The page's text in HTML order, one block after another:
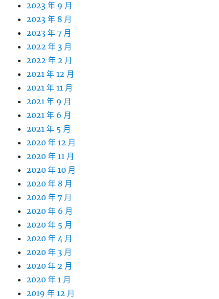
2023 年 9 月
2023 年 8 月
2023 年 7 月
2022 年 3 月
2022 年 2 月
2021 年 12 月
2021 年 11 月
2021 年 9 月
2021 年 6 月
2021 年 5 月
2020 年 12 月
2020 年 11 月
2020 年 10 月
2020 年 8 月
2020 年 7 月
2020 年 6 月
2020 年 5 月
2020 年 4 月
2020 年 3 月
2020 年 2 月
2020 年 1 月
2019 年 12 月